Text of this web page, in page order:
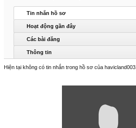
Tin nhắn hồ sơ
Hoạt động gần đây
Các bài đăng
Thông tin
Hiện tại không có tin nhắn trong hồ sơ của havicland003.